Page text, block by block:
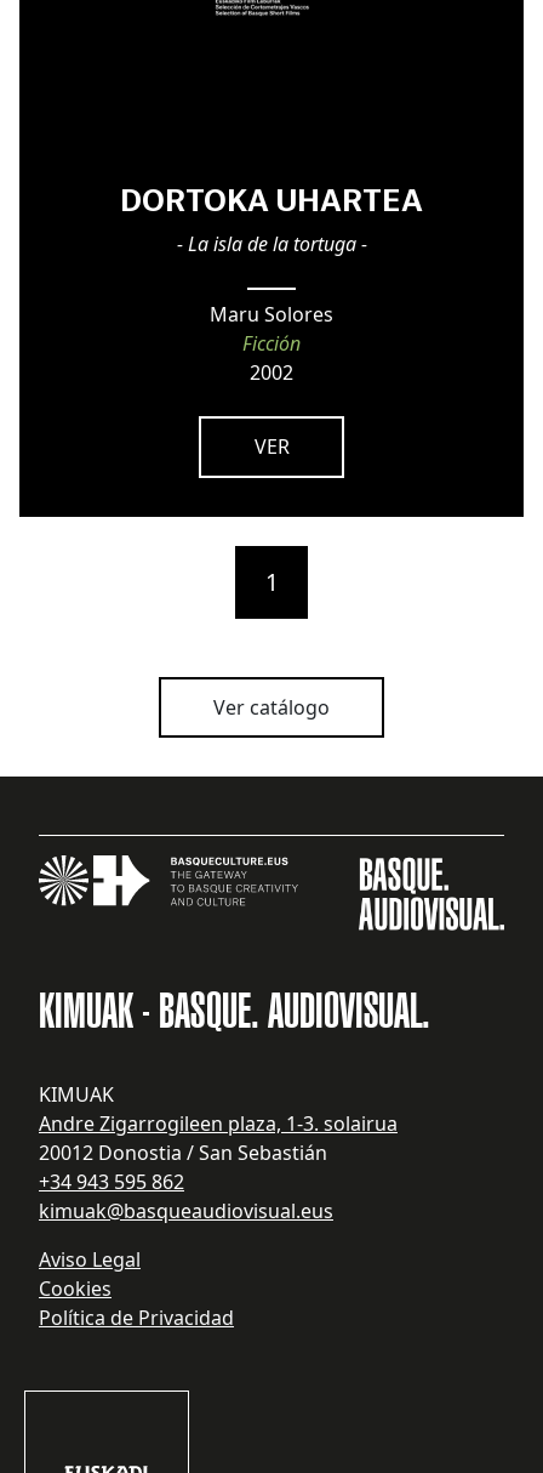
DORTOKA UHARTEA
- La isla de la tortuga -
Maru Solores
Ficción
2002
VER
1
Ver catálogo
KIMUAK - BASQUE. AUDIOVISUAL.
KIMUAK
Andre Zigarrogileen plaza, 1-3. solairua
20012 Donostia / San Sebastián
+34 943 595 862
kimuak@basqueaudiovisual.eus
Aviso Legal
Cookies
Política de Privacidad